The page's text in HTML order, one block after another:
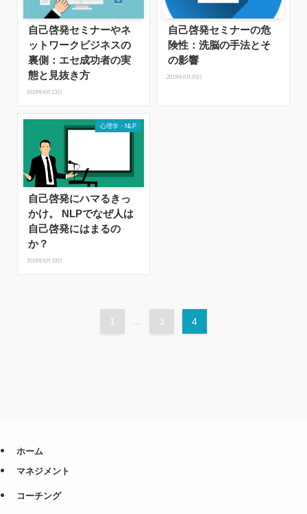
自己啓発セミナーやネ
ットワークビジネスの
裏側：エセ成功者の実
態と見抜き方
2019年6月23日
自己啓発セミナーの危
険性：洗脳の手法とそ
の影響
2019年6月20日
心理学・NLP
自己啓発にハマるきっ
かけ。 NLPでなぜ人は
自己啓発にはまるの
か？
2019年6月19日
1 ... 3 4
ホーム
マネジメント
コーチング